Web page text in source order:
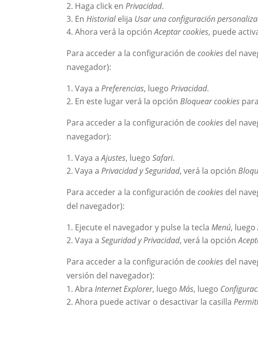
Haga click enPrivacidad.
EnHistorialelija Usar una configuración
Ahora verá la opciónAceptar cookies, puede
Para acceder a la configuración decookies del
navegador):
Vaya aPreferencias, luegoPrivacidad.
En este lugar verá la opciónBloquear cookies
Para acceder a la configuración decookies del
navegador):
Vaya aAjustes, luegoSafari.
Vaya aPrivacidad y Seguridad, verá la opción
Para acceder a la configuración decookies del
del navegador):
Ejecute el navegador y pulse la teclaMenú, luego
Vaya aSeguridad y Privacidad, verá la opción
Para acceder a la configuración decookies del
versión del navegador):
AbraInternet Explorer, luegoMás, luego
Ahora puede activar o desactivar la casilla